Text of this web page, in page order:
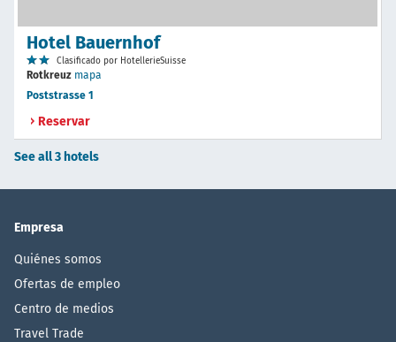
Hotel Bauernhof
Clasificado por HotellerieSuisse
Rotkreuz mapa
Poststrasse 1
Reservar
See all 3 hotels
Empresa
Quiénes somos
Ofertas de empleo
Centro de medios
Travel Trade